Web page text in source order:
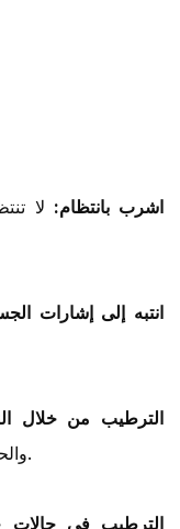
اشرب بانتظام: لا
انتبه إلى إشارات
الترطيب من خلال
والحساء مصادر ممتازة لتكملة ترطيب الجسم.
الترطيب في حالات